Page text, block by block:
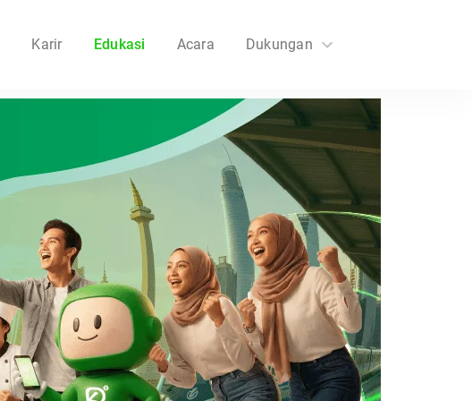
Karir Edukasi Acara Dukungan
FAQs
Hubungi Kami